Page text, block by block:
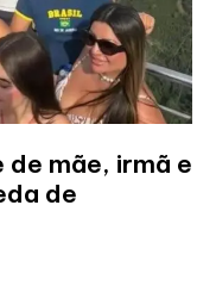
mãe, irmã e
de